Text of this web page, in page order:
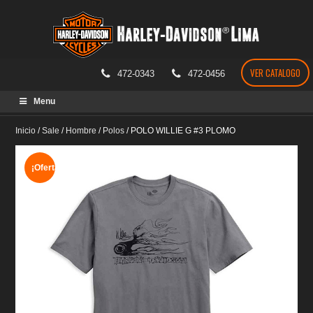
472-0343 472-0456 VER CATALOGO
Menu
Inicio /Sale / Hombre / Polos / POLO WILLIE G #3 PLOMO
¡Oferta!